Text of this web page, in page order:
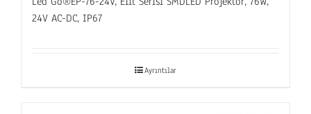
24V AC-DC, IP67
Ayrıntılar